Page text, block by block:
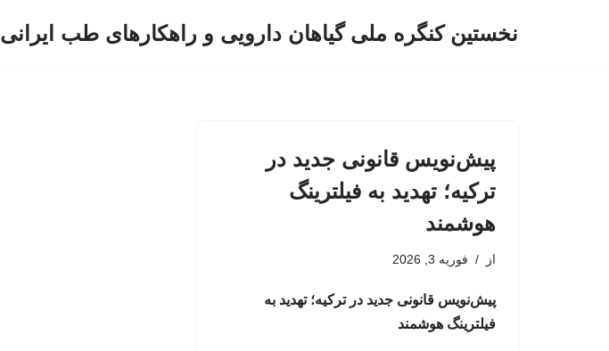
نخستین کنگره ملی گیاهان دارویی و راهکارهای طب ایرانی
پیش‌نویس قانونی جدید در
ترکیه؛ تهدید به فیلترینگ
هوشمند
از فوریه 3, 2026
پیش‌نویس قانونی جدید در ترکیه؛ تهدید به
فیلترینگ هوشمند